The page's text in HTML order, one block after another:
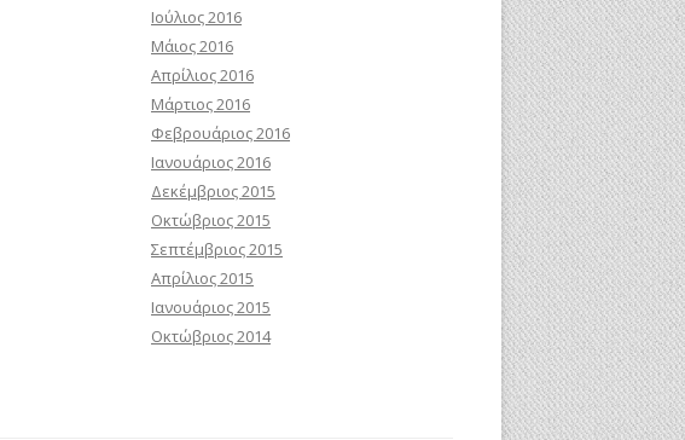
Ιούλιος 2016
Μάιος 2016
Απρίλιος 2016
Μάρτιος 2016
Φεβρουάριος 2016
Ιανουάριος 2016
Δεκέμβριος 2015
Οκτώβριος 2015
Σεπτέμβριος 2015
Απρίλιος 2015
Ιανουάριος 2015
Οκτώβριος 2014